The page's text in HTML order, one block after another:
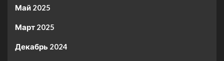
Май 2025
Март 2025
Декабрь 2024